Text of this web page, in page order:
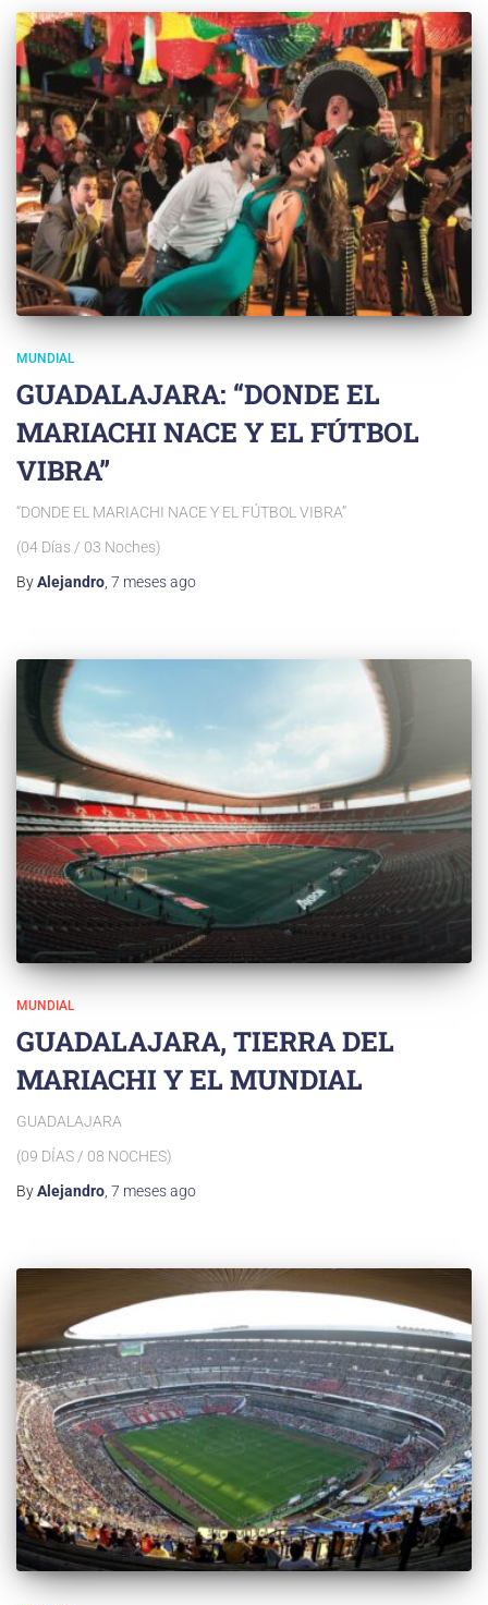
MUNDIAL
GUADALAJARA: “DONDE EL
MARIACHI NACE Y EL FÚTBOL
VIBRA”
“DONDE EL MARIACHI NACE Y EL FÚTBOL VIBRA”
(04 Días / 03 Noches)
ByAlejandro 7 mesesago
MUNDIAL
GUADALAJARA, TIERRA DEL
MARIACHI Y EL MUNDIAL
GUADALAJARA
(09 DÍAS / 08 NOCHES)
ByAlejandro 7 mesesago